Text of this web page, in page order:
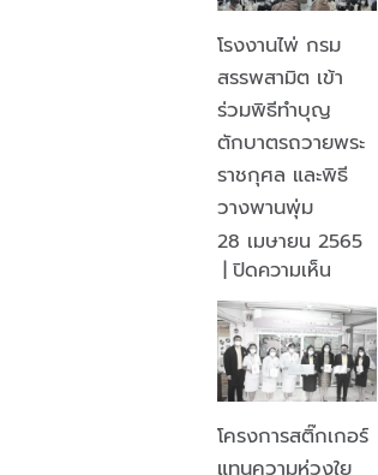
โรงงานไพ่ กรม
สรรพสามิต เข้า
ร่วมพิธีทำบุญ
ตักบาตรถวายพระ
ราชกุศล และพิธี
วางพานพุ่ม
28 เมษายน 2565
| ปิดความเห็น
โรงงาน
ไพ่
กรม
สรรพ
เข้า
โครงการสติ๊กเกอร์
แทนความห่วงใย